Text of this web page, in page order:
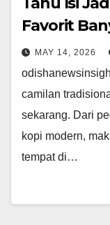
Favorit
MAY 14, 2026
camilan
sekarang. Dari
kopi modern,
tempat di…